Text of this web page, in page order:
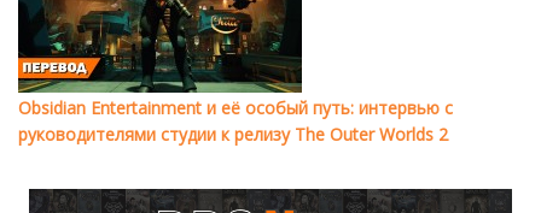
Obsidian Entertainment и её особый путь: интервью с
руководителями студии к релизу The Outer Worlds 2